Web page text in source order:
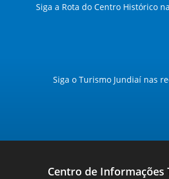
Siga a Rota do Centro Histórico
Siga o Turismo Jundiaí nas
Centro de Informações